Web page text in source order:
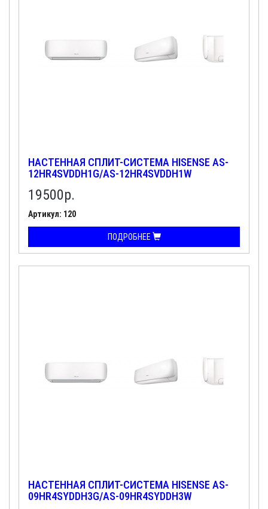
НАСТЕННАЯ СПЛИТ-СИСТЕМА HISENSE AS-
12HR4SVDDH1G/AS-12HR4SVDDH1W
19500р.
Артикул: 120
ПОДРОБНЕЕ
НАСТЕННАЯ СПЛИТ-СИСТЕМА HISENSE AS-
09HR4SYDDH3G/AS-09HR4SYDDH3W